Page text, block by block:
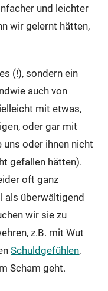
und leichter
wir gelernt hätten,
(!), sondern ein
auch von
mit etwas,
oder gar mit
oder ihnen nicht
gefallen hätten).
oft ganz
als überwältigend
wir sie zu
z.B. mit Wut
Schuldgefühlen,
Scham geht.